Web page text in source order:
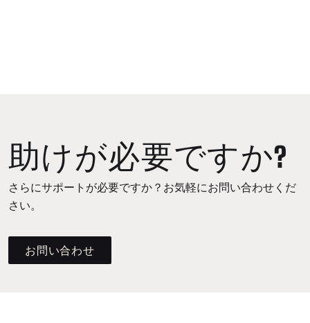
助けが必要ですか?
さらにサポートが必要ですか？お気軽にお問い合わせくだ
さい。
お問い合わせ